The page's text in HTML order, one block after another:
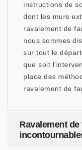
instructions de
dont les murs
ravalement de
nous sommes
sur tout le
que soit
place des
ravalement de
Ravalement